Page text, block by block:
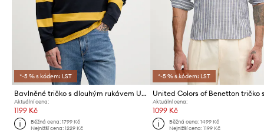
*-5 % s kódem: LST
Bavlněné tričko s dlouhým rukávem United Colors of Benetton x Stranger Things
Aktuální cena:
1199 Kč
Běžná cena:1799 Kč
Nejnižší cena:1229 Kč
*-5 % s kódem: LST
Aktuální cena:
1099 Kč
Běžná cena: 1499 Kč
Nejnižší cena: 1199 Kč